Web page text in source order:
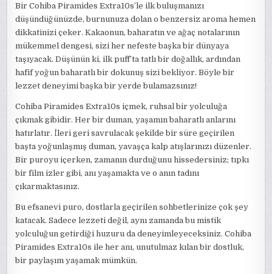
Bir Cohiba Piramides Extra10s’le ilk buluşmanızı
düşündüğünüzde, burnunuza dolan o benzersiz aroma hemen
dikkatinizi çeker. Kakaonun, baharatın ve ağaç notalarının
mükemmel dengesi, sizi her nefeste başka bir dünyaya
taşıyacak. Düşünün ki, ilk puff’ta tatlı bir doğallık, ardından
hafif yoğun baharatlı bir dokunuş sizi bekliyor. Böyle bir
lezzet deneyimi başka bir yerde bulamazsınız!
Cohiba Piramides Extra10s içmek, ruhsal bir yolculuğa
çıkmak gibidir. Her bir duman, yaşamın baharatlı anlarını
hatırlatır. İleri geri savrulacak şekilde bir süre geçirilen
başta yoğunlaşmış duman, yavaşça kalp atışlarınızı düzenler.
Bir puroyu içerken, zamanın durduğunu hissedersiniz; tıpkı
bir film izler gibi, anı yaşamakta ve o anın tadını
çıkarmaktasınız.
Bu efsanevi puro, dostlarla geçirilen sohbetlerinize çok şey
katacak. Sadece lezzeti değil, aynı zamanda bu mistik
yolculuğun getirdiği huzuru da deneyimleyeceksiniz. Cohiba
Piramides Extra10s ile her anı, unutulmaz kılan bir dostluk,
bir paylaşım yaşamak mümkün.